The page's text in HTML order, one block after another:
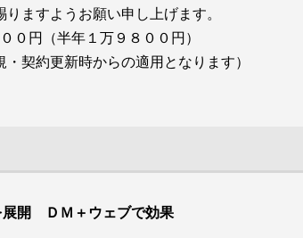
発、特に静岡県は40年来続
トラフ巨大地震への対策も
容易ではないが、防災では
するため、組織改革にも鋭
する農商工振興を目的とした包括連携協定を
内地区に建設するプラントは来年４月の稼
ますようお願い申し上げます。
０円（半年１万９８００円）
契約更新時からの適用となります）
展開 ＤＭ＋ウェブで効果